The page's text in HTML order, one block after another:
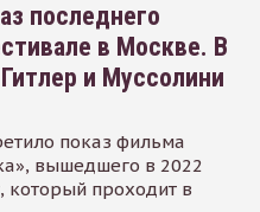
последнего
в Москве. В
и Муссолини
показ фильма
вышедшего в 2022
который проходит в